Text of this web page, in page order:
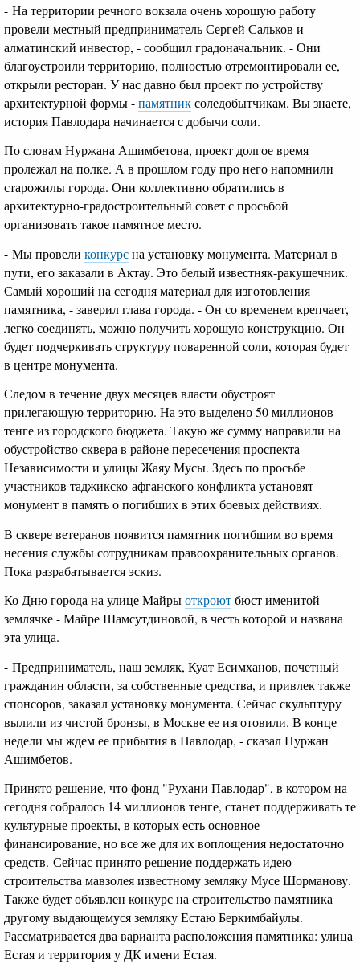
- На территории речного вокзала очень хорошую работу
провели местный предприниматель Сергей Сальков и
алматинский инвестор, - сообщил градоначальник. - Они
благоустроили территорию, полностью отремонтировали ее,
открыли ресторан. У нас давно был проект по устройству
архитектурной формы -памятниксоледобытчикам. Вы знаете,
история Павлодара начинается с добычи соли.
По словам Нуржана Ашимбетова, проект долгое время
пролежал на полке. А в прошлом году про него напомнили
старожилы города. Они коллективно обратились в
архитектурно-градостроительный совет с просьбой
организовать такое памятное место.
- Мы провели конкурсна установку монумента. Материал в
пути, его заказали в Актау. Это белый известняк-ракушечник.
Самый хороший на сегодня материал для изготовления
памятника, - заверил глава города. - Он со временем крепчает,
легко соединять, можно получить хорошую конструкцию. Он
будет подчеркивать структуру поваренной соли, которая будет
в центре монумента.
Следом в течение двух месяцев власти обустроят
прилегающую территорию. На это выделено 50 миллионов
тенге из городского бюджета. Такую же сумму направили на
обустройство сквера в районе пересечения проспекта
Независимости и улицы Жаяу Мусы. Здесь по просьбе
участников таджикско-афганского конфликта установят
монумент в память о погибших в этих боевых действиях.
В сквере ветеранов появится памятник погибшим во время
несения службы сотрудникам правоохранительных органов.
Пока разрабатывается эскиз.
Ко Дню города на улице Майрыоткроютбюст именитой
землячке - Майре Шамсутдиновой, в честь которой и названа
эта улица.
- Предприниматель, наш земляк, Куат Есимханов, почетный
гражданин области, за собственные средства, и привлек также
спонсоров, заказал установку монумента. Сейчас скульптуру
вылили из чистой бронзы, в Москве ее изготовили. В конце
недели мы ждем ее прибытия в Павлодар, - сказал Нуржан
Ашимбетов.
Принято решение, что фонд "Рухани Павлодар", в котором на
сегодня собралось 14 миллионов тенге, станет поддерживать те
культурные проекты, в которых есть основное
финансирование, но все же для их воплощения недостаточно
средств. Сейчас принято решение поддержать идею
строительства мавзолея известному земляку Мусе Шорманову.
Также будет объявлен конкурс на строительство памятника
другому выдающемуся земляку Естаю Беркимбайулы.
Рассматривается два варианта расположения памятника: улица
Естая и территория у ДК имени Естая.